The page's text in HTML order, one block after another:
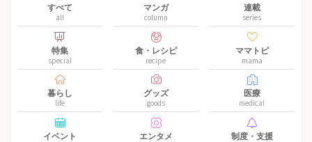
すべて
all
マンガ
column
連載
series
特集
special
食・レシピ
recipe
ママトピ
mama
暮らし
life
グッズ
goods
医療
medical
イベント エンタメ 制度・支援